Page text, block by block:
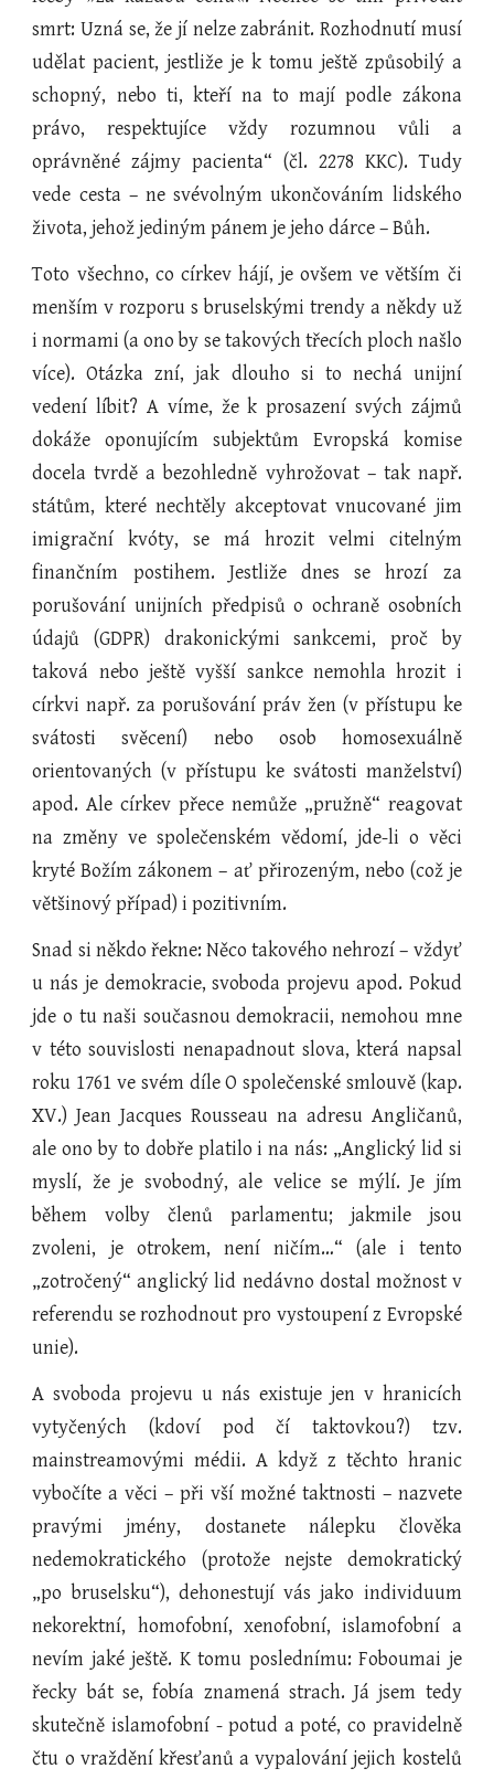
smrt: Uzná se, že jí nelze zabránit. Rozhodnutí musí
udělat pacient, jestliže je k tomu ještě způsobilý a
schopný, nebo ti, kteří na to mají podle zákona
právo, respektujíce vždy rozumnou vůli a
oprávněné zájmy pacienta“ (čl. 2278 KKC). Tudy
vede cesta – ne svévolným ukončováním lidského
života, jehož jediným pánem je jeho dárce – Bůh.
Toto všechno, co církev hájí, je ovšem ve větším či
menším v rozporu s bruselskými trendy a někdy už
i normami (a ono by se takových třecích ploch našlo
více). Otázka zní, jak dlouho si to nechá unijní
vedení líbit? A víme, že k prosazení svých zájmů
dokáže oponujícím subjektům Evropská komise
docela tvrdě a bezohledně vyhrožovat – tak např.
státům, které nechtěly akceptovat vnucované jim
imigrační kvóty, se má hrozit velmi citelným
finančním postihem. Jestliže dnes se hrozí za
porušování unijních předpisů o ochraně osobních
údajů (GDPR) drakonickými sankcemi, proč by
taková nebo ještě vyšší sankce nemohla hrozit i
církvi např. za porušování práv žen (v přístupu ke
svátosti svěcení) nebo osob homosexuálně
orientovaných (v přístupu ke svátosti manželství)
apod. Ale církev přece nemůže „pružně“ reagovat
na změny ve společenském vědomí, jde-li o věci
kryté Božím zákonem – ať přirozeným, nebo (což je
většinový případ) i pozitivním.
Snad si někdo řekne: Něco takového nehrozí – vždyť
u nás je demokracie, svoboda projevu apod. Pokud
jde o tu naši současnou demokracii, nemohou mne
v této souvislosti nenapadnout slova, která napsal
roku 1761 ve svém díle O společenské smlouvě (kap.
XV.) Jean Jacques Rousseau na adresu Angličanů,
ale ono by to dobře platilo i na nás: „Anglický lid si
myslí, že je svobodný, ale velice se mýlí. Je jím
během volby členů parlamentu; jakmile jsou
zvoleni, je otrokem, není ničím…“ (ale i tento
„zotročený“ anglický lid nedávno dostal možnost v
referendu se rozhodnout pro vystoupení z Evropské
unie).
A svoboda projevu u nás existuje jen v hranicích
vytyčených (kdoví pod čí taktovkou?) tzv.
mainstreamovými médii. A když z těchto hranic
vybočíte a věci – při vší možné taktnosti – nazvete
pravými jmény, dostanete nálepku člověka
nedemokratického (protože nejste demokratický
„po bruselsku“), dehonestují vás jako individuum
nekorektní, homofobní, xenofobní, islamofobní a
nevím jaké ještě. K tomu poslednímu: Foboumai je
řecky bát se, fobía znamená strach. Já jsem tedy
skutečně islamofobní - potud a poté, co pravidelně
čtu o vraždění křesťanů a vypalování jejich kostelů